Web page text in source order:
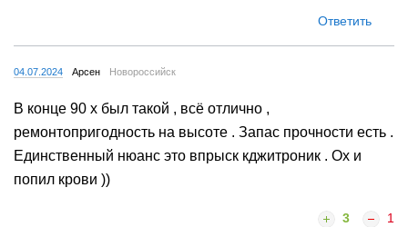
Ответить
04.07.2024 Арсен Новороссийск
В конце 90 х был такой , всё отлично ,
ремонтопригодность на высоте . Запас прочности есть .
Единственный нюанс это впрыск кджитроник . Ох и
попил крови ))
3 1